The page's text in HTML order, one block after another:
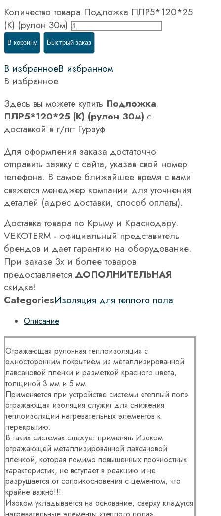
Количество товара Подложка ПЛР5*120*25
(К) (рулон 30м)
В корзину Быстрый заказ
В избранноеВ избранном
В избранное
Здесь вы можете купить Подложка
ПЛР5*120*25 (К) (рулон 30м) с
доставкой в г/пгт Гурзуф
Для оформления заказа достаточно
отправить заявку с сайта, указав свой номер
телефона. В самое ближайшее время с вами
свяжется менеджер компании для уточнения
деталей (адрес доставки, способ оплаты).
Доставка товара по Крыму и Краснодару.
VEKOTERM - официальный представитель
брендов и дает гарантию на оборудование.
При заказе 3х и более товаров
предоставляется ДОПОЛНИТЕЛЬНАЯ
скидка!
CategoriesИзоляция для теплого пола
Описание
Отражающая рулонная теплоизоляция с
односторонним покрытием из металлизированной
лавсановой пленки и разметкой красного цвета,
толщиной 3 мм и 5 мм.
Применяется при устройстве системы «теплый пол»
отражающая изоляция служит для снижения
теплоизоляции нагревательных элементов к
перекрытию.
В таких системах следует применять Изоком
отражающей металлизированной лавсановой
пленкой, которая помимо повышенных прочностных
характеристик, не вступает в реакцию и не
разрушается от соприкосновения с цементом, что
крайне важно!!!
Изоком укладывается на основание, сверху кладутся
нагревательные элементы «теплого пола»,